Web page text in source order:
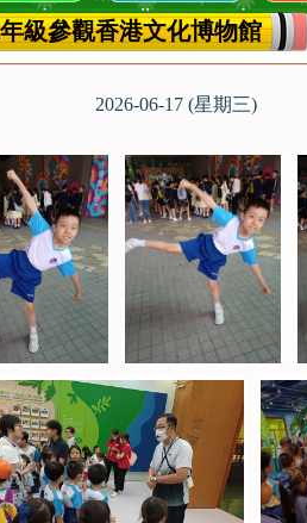
級參觀香港文化博物館
2026-06-17 (星期三)